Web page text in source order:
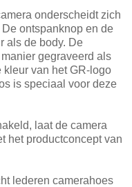
onderscheidt zich
ontspanknop en de
als de body. De
gegraveerd als
kleur van het GR-logo
is speciaal voor deze
laat de camera
het productconcept van
lederen camerahoes